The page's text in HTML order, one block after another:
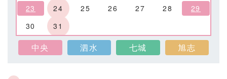
23
24 25 26 27 28
29
30
31
中央 泗水 七城 旭志